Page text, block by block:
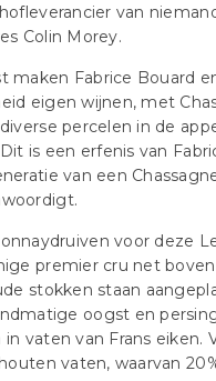
van
Colin Morey.
maken Fabrice Bouard
eigen wijnen, met
percelen in de
is een erfenis van
van een
voor deze
premier cru net
stokken staan
oogst en
in vaten van Frans eiken.
vaten, waarvan